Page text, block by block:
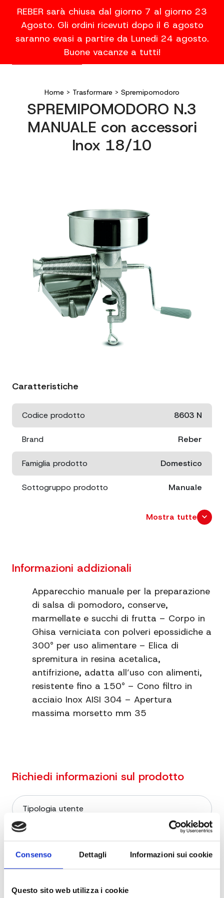
Consenso Dettagli Informazioni sui cookie
Questo sito web utilizza i cookie
REBER sarà chiusa dal giorno 7 al giorno 23
Agosto. Gli ordini ricevuti dopo il 6 agosto
saranno evasi a partire da Lunedi 24 agosto.
Buone vacanze a tutti!
Home > Trasformare > Spremipomodoro
SPREMIPOMODORO N.3
MANUALE con accessori
Inox 18/10
Caratteristiche
Codice prodotto 8603 N
Brand Reber
Famiglia prodotto Domestico
Sottogruppo prodotto Manuale
cm. 31x23,5 x 36,5
Misura
Mostra tutte expand_more
Informazioni addizionali
Apparecchio manuale per la preparazione
di salsa di pomodoro, conserve,
marmellate e succhi di frutta – Corpo in
Ghisa verniciata con polveri epossidiche a
300° per uso alimentare – Elica di
spremitura in resina acetalica,
antifrizione, adatta all’uso con alimenti,
resistente fino a 150° – Cono filtro in
acciaio Inox AISI 304 – Apertura
massima morsetto mm 35
Richiedi informazioni sul prodotto